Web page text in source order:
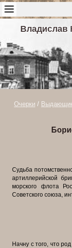
Владислав
Очерки /
Судьба
артиллерийской
морского флота
Советского союза,
Начну с того, что